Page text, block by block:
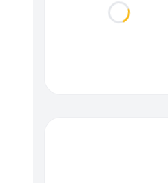
Loading...